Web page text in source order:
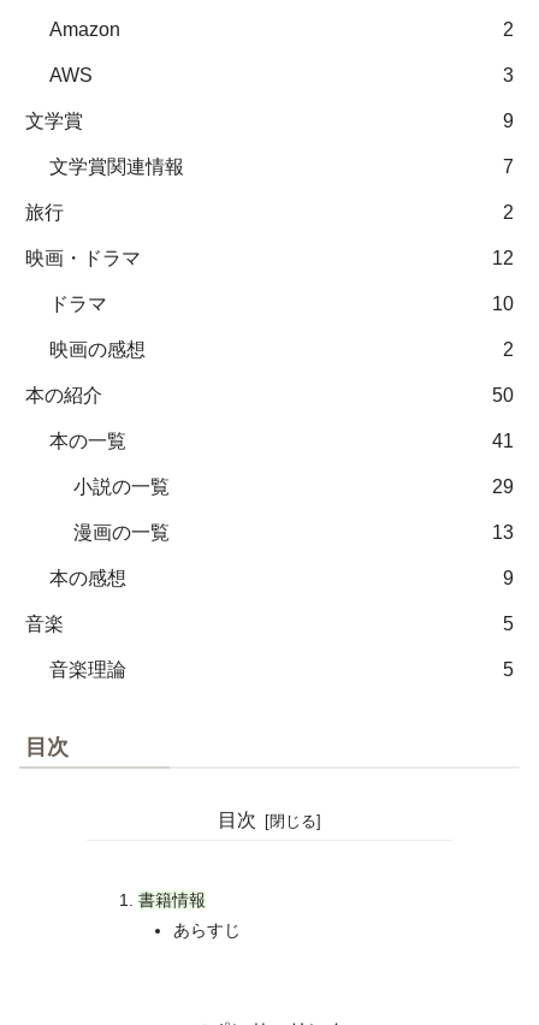
Amazon 2
AWS 3
文学賞 9
文学賞関連情報 7
旅行 2
映画・ドラマ 12
ドラマ 10
映画の感想 2
本の紹介 50
本の一覧 41
小説の一覧 29
漫画の一覧 13
本の感想 9
音楽 5
音楽理論 5
目次
目次
書籍情報
あらすじ